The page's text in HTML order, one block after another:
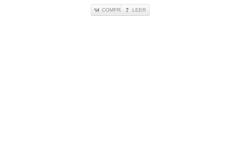
COMPRA LEER